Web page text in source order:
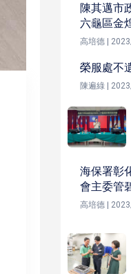
陳其邁市
六龜區金
高培德 |
榮服處不
陳遍綠 |
海保署彰
會主委管
高培德 |